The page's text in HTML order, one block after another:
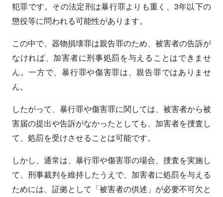
犯罪です。その法定刑は暴行罪よりも重く、3年以下の
懲役等に問われる可能性があります。
この中で、器物損壊罪は親告罪のため、被害者の告訴が
なければ、加害者に刑事処罰を与えることはできませ
ん。一方で、暴行罪や傷害罪は、親告罪ではありませ
ん。
したがって、暴行罪や傷害罪に関しては、被害者から被
害届の提出や告訴がなかったとしても、加害者を捜査し
て、処罰を受けさせることは可能です。
しかし、通常は、暴行罪や傷害罪の場合、捜査を実施し
て、刑事裁判を維持したうえで、加害者に処罰を与える
ためには、証拠として「被害者の供述」が必要不可欠と